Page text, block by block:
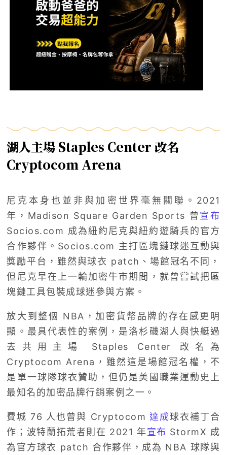
湖人主場 Staples Center 改名
Cryptocom Arena
尼克本身也並非與加密世界毫無關聯。2021
年，Madison Square Garden Sports 曾 宣布
Socios.com 成為紐約尼克與紐約遊騎兵的官方
合作夥伴。Socios.com 主打區塊鏈球迷互動與
獎勵平台，雖然與球衣 patch、場館冠名不同，
但尼克早在上一輪加密牛市期間，就曾嘗試把區
塊鏈工具包裝成球迷參與方案。
放大到整個 NBA，加密貨幣品牌的存在感更明
顯。最具代表性的案例，是洛杉磯湖人與快艇過
去共用主場 Staples Center 改名為
Cryptocom Arena，雖然這是場館冠名權，不
是單一球隊球衣贊助，但仍是美國職業運動史上
最知名的加密品牌行銷案例之一。
費城 76 人也曾與 Cryptocom達成球衣補丁合
作；波特蘭拓荒者則在 2021 年宣布 StormX 成
為官方球衣 patch 合作夥伴，成為 NBA 球隊與